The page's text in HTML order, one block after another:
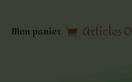
Mon panier Articles 0